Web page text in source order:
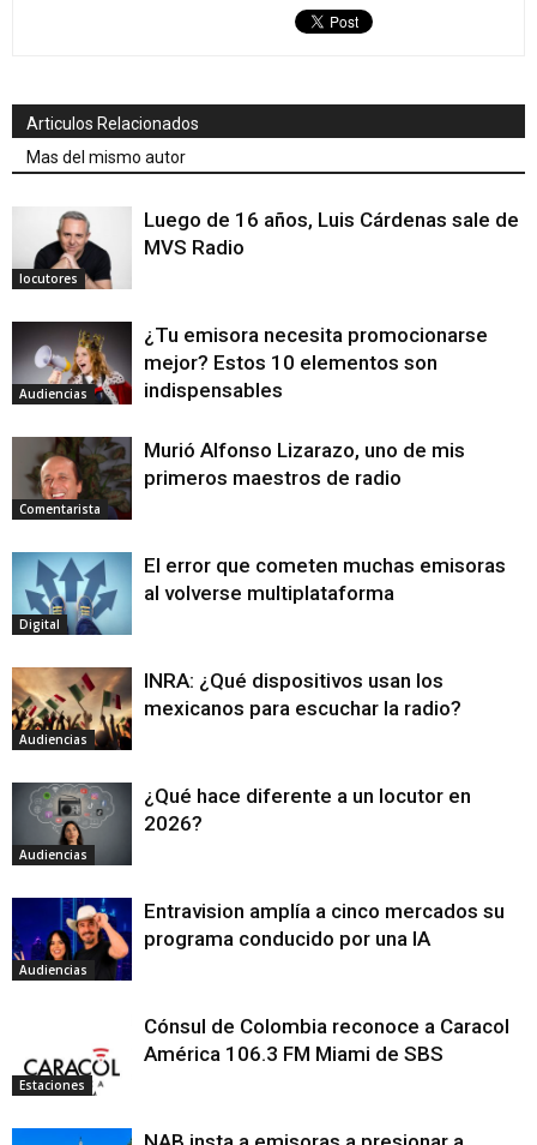
Articulos Relacionados
Mas del mismo autor
locutores
Luego de 16 años, Luis Cárdenas sale de
MVS Radio
Audiencias
¿Tu emisora necesita promocionarse
mejor? Estos 10 elementos son
indispensables
Comentarista
Murió Alfonso Lizarazo, uno de mis
primeros maestros de radio
Digital
El error que cometen muchas emisoras
al volverse multiplataforma
Audiencias
INRA: ¿Qué dispositivos usan los
mexicanos para escuchar la radio?
Audiencias
¿Qué hace diferente a un locutor en
2026?
Audiencias
Entravision amplía a cinco mercados su
programa conducido por una IA
Estaciones
Cónsul de Colombia reconoce a Caracol
América 106.3 FM Miami de SBS